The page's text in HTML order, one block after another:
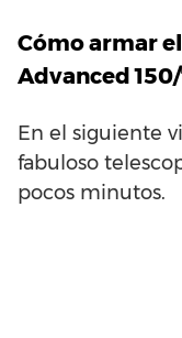
Cómo armar
Advanced
En el siguiente
fabuloso
pocos minutos.